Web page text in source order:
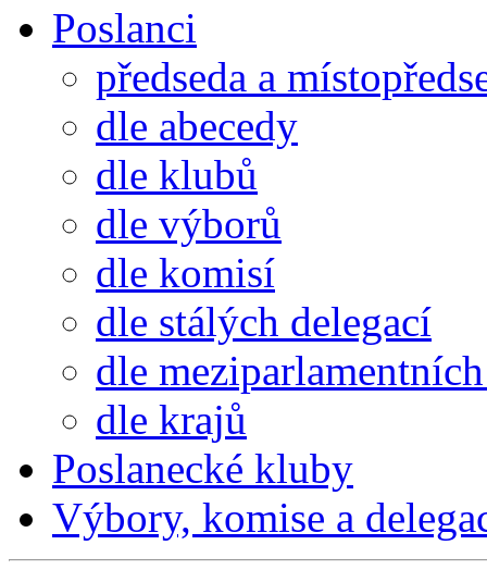
Poslanci
předseda a
dle abecedy
dle klubů
dle výborů
dle komisí
dle stálých delegací
dle
dle krajů
Poslanecké kluby
Výbory, komise a